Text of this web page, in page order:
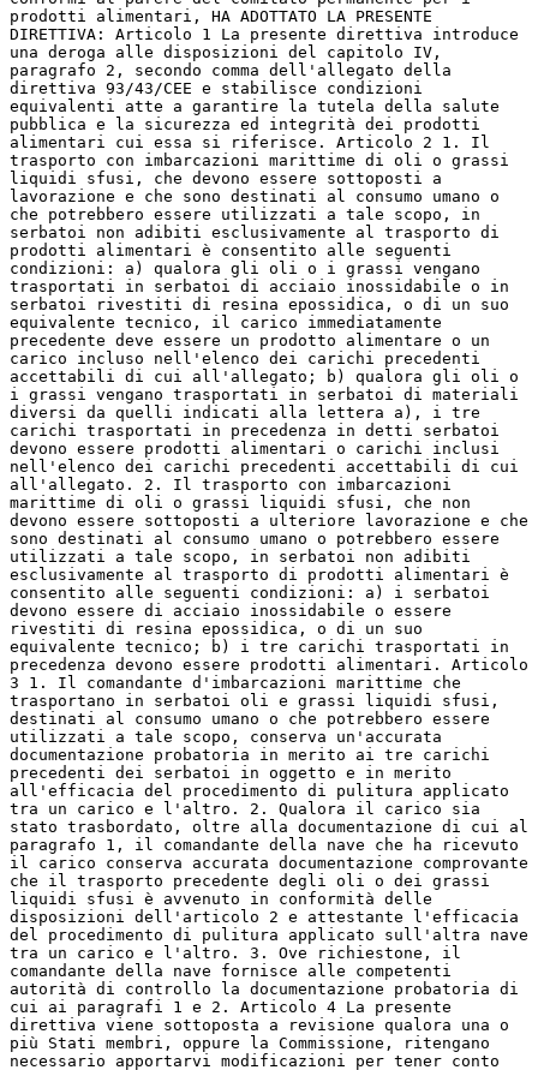
prodotti alimentari, HA ADOTTATO LA PRESENTE
DIRETTIVA: Articolo 1 La presente direttiva introduce
una deroga alle disposizioni del capitolo IV,
paragrafo 2, secondo comma dell'allegato della
direttiva 93/43/CEE e stabilisce condizioni
equivalenti atte a garantire la tutela della salute
pubblica e la sicurezza ed integrità dei prodotti
alimentari cui essa si riferisce. Articolo 2 1. Il
trasporto con imbarcazioni marittime di oli o grassi
liquidi sfusi, che devono essere sottoposti a
lavorazione e che sono destinati al consumo umano o
che potrebbero essere utilizzati a tale scopo, in
serbatoi non adibiti esclusivamente al trasporto di
prodotti alimentari è consentito alle seguenti
condizioni: a) qualora gli oli o i grassi vengano
trasportati in serbatoi di acciaio inossidabile o in
serbatoi rivestiti di resina epossidica, o di un suo
equivalente tecnico, il carico immediatamente
precedente deve essere un prodotto alimentare o un
carico incluso nell'elenco dei carichi precedenti
accettabili di cui all'allegato; b) qualora gli oli o
i grassi vengano trasportati in serbatoi di materiali
diversi da quelli indicati alla lettera a), i tre
carichi trasportati in precedenza in detti serbatoi
devono essere prodotti alimentari o carichi inclusi
nell'elenco dei carichi precedenti accettabili di cui
all'allegato. 2. Il trasporto con imbarcazioni
marittime di oli o grassi liquidi sfusi, che non
devono essere sottoposti a ulteriore lavorazione e che
sono destinati al consumo umano o potrebbero essere
utilizzati a tale scopo, in serbatoi non adibiti
esclusivamente al trasporto di prodotti alimentari è
consentito alle seguenti condizioni: a) i serbatoi
devono essere di acciaio inossidabile o essere
rivestiti di resina epossidica, o di un suo
equivalente tecnico; b) i tre carichi trasportati in
precedenza devono essere prodotti alimentari. Articolo
3 1. Il comandante d'imbarcazioni marittime che
trasportano in serbatoi oli e grassi liquidi sfusi,
destinati al consumo umano o che potrebbero essere
utilizzati a tale scopo, conserva un'accurata
documentazione probatoria in merito ai tre carichi
precedenti dei serbatoi in oggetto e in merito
all'efficacia del procedimento di pulitura applicato
tra un carico e l'altro. 2. Qualora il carico sia
stato trasbordato, oltre alla documentazione di cui al
paragrafo 1, il comandante della nave che ha ricevuto
il carico conserva accurata documentazione comprovante
che il trasporto precedente degli oli o dei grassi
liquidi sfusi è avvenuto in conformità delle
disposizioni dell'articolo 2 e attestante l'efficacia
del procedimento di pulitura applicato sull'altra nave
tra un carico e l'altro. 3. Ove richiestone, il
comandante della nave fornisce alle competenti
autorità di controllo la documentazione probatoria di
cui ai paragrafi 1 e 2. Articolo 4 La presente
direttiva viene sottoposta a revisione qualora una o
più Stati membri, oppure la Commissione, ritengano
necessario apportarvi modificazioni per tener conto